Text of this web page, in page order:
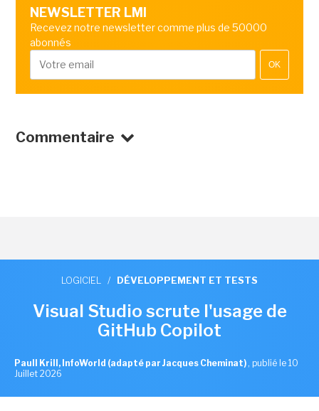
NEWSLETTER LMI
Recevez notre newsletter comme plus de 50000
abonnés
OK
Commentaire
LOGICIEL / DÉVELOPPEMENT ET TESTS
Visual Studio scrute l'usage de
GitHub Copilot
Paull Krill, InfoWorld (adapté par Jacques Cheminat) , publié le 10
Juillet 2026